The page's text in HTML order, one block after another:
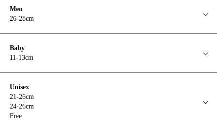
Men
26-28cm
Baby
11-13cm
Unisex
21-26cm
24-26cm
Free